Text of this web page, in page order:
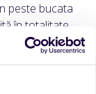
peste bucata
în totalitate.
la grosimea de
de 5–6